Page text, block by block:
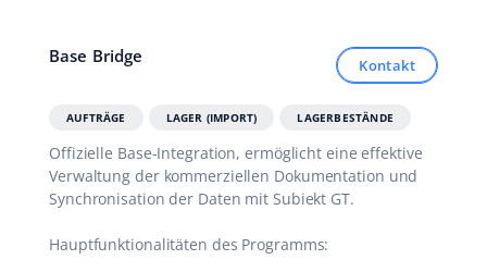
polski
română
中文
Base Bridge Kontakt
AUFTRÄGE LAGER (IMPORT) LAGERBESTÄNDE
Offizielle Base-Integration, ermöglicht eine effektive
Verwaltung der kommerziellen Dokumentation und
Synchronisation der Daten mit Subiekt GT.
Hauptfunktionalitäten des Programms: